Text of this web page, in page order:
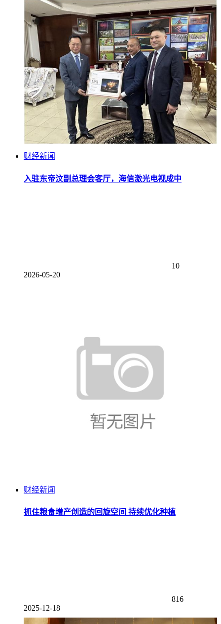
财经新闻
入驻东帝汶副总理会客厅，海信激光电视成中
10
2026-05-20
财经新闻
抓住粮食增产创造的回旋空间 持续优化种植
816
2025-12-18